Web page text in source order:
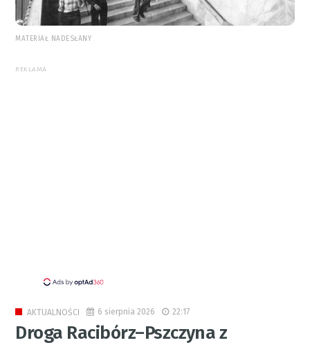
MATERIAŁ NADESŁANY
REKLAMA
AKTUALNOŚCI 6 sierpnia 2026 22:17
Droga Racibórz–Pszczyna z